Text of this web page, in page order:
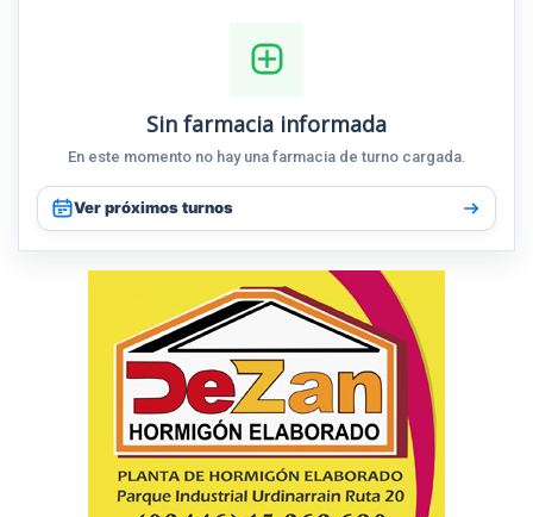
Sin farmacia informada
En este momento no hay una farmacia de turno cargada.
Ver próximos turnos